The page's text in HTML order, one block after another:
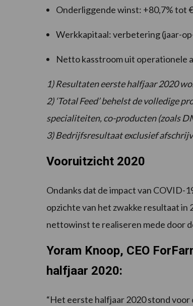
Onderliggende winst: +80,7% tot
Werkkapitaal: verbetering (jaar-
Netto kasstroom uit operationele
1) Resultaten eerste halfjaar 2020
2) ‘Total Feed’ behelst de volledige
specialiteiten, co-producten (zoals
3) Bedrijfsresultaat exclusief
Vooruitzicht 2020
Ondanks dat de impact van COVID-
opzichte van het zwakke resultaat in
nettowinst te realiseren mede door
Yoram Knoop, CEO
halfjaar 2020:
“Het eerste halfjaar 2020 stond voor